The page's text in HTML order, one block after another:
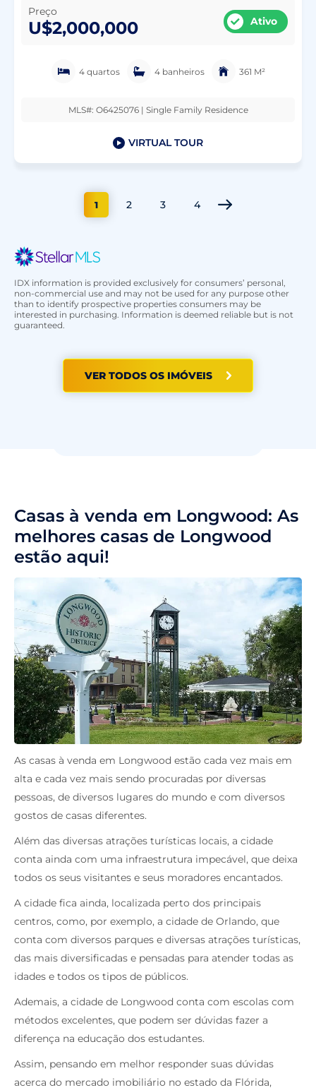
Preço
U$2,000,000 Ativo
4 quartos 4 banheiros 361 M²
MLS#: O6425076 | Single Family Residence
VIRTUAL TOUR
1 2 3 4
IDX information is provided exclusively for consumers’ personal,
non-commercial use and may not be used for any purpose other
than to identify prospective properties consumers may be
interested in purchasing. Information is deemed reliable but is not
guaranteed.
VER TODOS OS IMÓVEIS
Casas à venda em Longwood: As
melhores casas de Longwood
estão aqui!
As casas à venda em Longwood estão cada vez mais em
alta e cada vez mais sendo procuradas por diversas
pessoas, de diversos lugares do mundo e com diversos
gostos de casas diferentes.
Além das diversas atrações turísticas locais, a cidade
conta ainda com uma infraestrutura impecável, que deixa
todos os seus visitantes e seus moradores encantados.
A cidade fica ainda, localizada perto dos principais
centros, como, por exemplo, a cidade de Orlando, que
conta com diversos parques e diversas atrações turísticas,
das mais diversificadas e pensadas para atender todas as
idades e todos os tipos de públicos.
Ademais, a cidade de Longwood conta com escolas com
métodos excelentes, que podem ser dúvidas fazer a
diferença na educação dos estudantes.
Assim, pensando em melhor responder suas dúvidas
acerca do mercado imobiliário no estado da Flórida,